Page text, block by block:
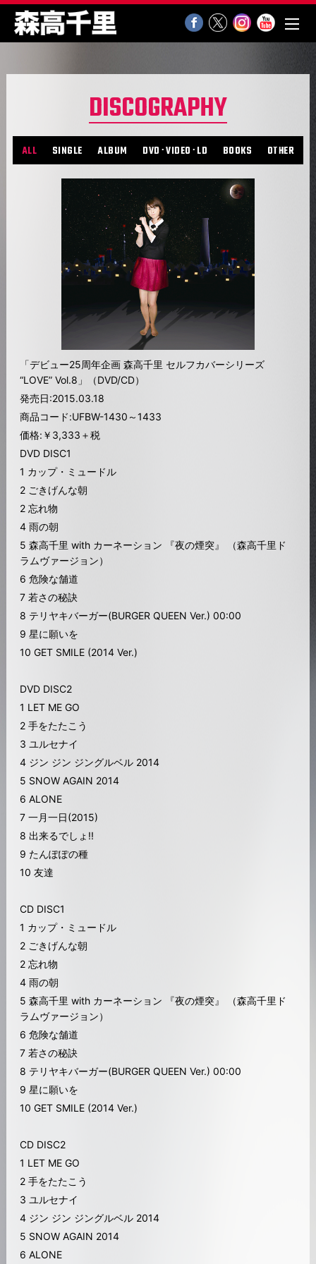
DISCOGRAPHY
ALL SINGLE ALBUM DVD･VIDEO･LD BOOKS OTHER
「デビュー25周年企画 森高千里 セルフカバーシリーズ
“LOVE” Vol.8」（DVD/CD）
発売日:2015.03.18
商品コード:UFBW-1430～1433
価格:￥3,333＋税
DVD DISC1
1 カップ・ミュードル
2 ごきげんな朝
2 忘れ物
4 雨の朝
5 森高千里 with カーネーション 『夜の煙突』 （森高千里ド
ラムヴァージョン）
6 危険な舗道
7 若さの秘訣
8 テリヤキバーガー(BURGER QUEEN Ver.) 00:00
9 星に願いを
10 GET SMILE (2014 Ver.)
DVD DISC2
1 LET ME GO
2 手をたたこう
3 ユルセナイ
4 ジン ジン ジングルベル 2014
5 SNOW AGAIN 2014
6 ALONE
7 一月一日(2015)
8 出来るでしょ!!
9 たんぽぽの種
10 友達
CD DISC1
1 カップ・ミュードル
2 ごきげんな朝
2 忘れ物
4 雨の朝
5 森高千里 with カーネーション 『夜の煙突』 （森高千里ド
ラムヴァージョン）
6 危険な舗道
7 若さの秘訣
8 テリヤキバーガー(BURGER QUEEN Ver.) 00:00
9 星に願いを
10 GET SMILE (2014 Ver.)
CD DISC2
1 LET ME GO
2 手をたたこう
3 ユルセナイ
4 ジン ジン ジングルベル 2014
5 SNOW AGAIN 2014
6 ALONE